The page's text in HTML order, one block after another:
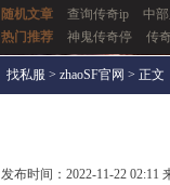
随机文章
查询传奇ip 中
热门推荐
神鬼传奇停 传
找私服 > zhaoSF官网 > 正文
发布时间：2022-11-22 02:11